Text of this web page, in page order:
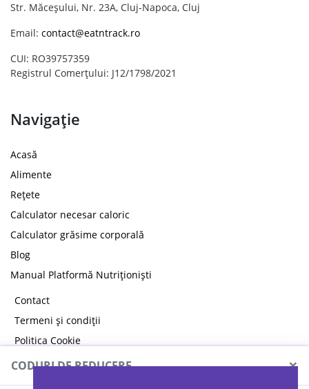
Str. Măceșului, Nr. 23A, Cluj-Napoca, Cluj
Email: contact@eatntrack.ro
CUI: RO39757359
Registrul Comerțului: J12/1798/2021
Navigație
Acasă
Alimente
Rețete
Calculator necesar caloric
Calculator grăsime corporală
Blog
Manual Platformă Nutriționiști
Contact
Termeni și condiții
Politica Cookie
Politica de confidențialitate
CODURI DE REDUCERE ×